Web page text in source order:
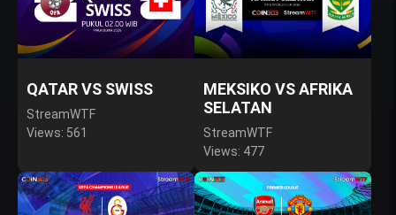
QATAR VS SWISS
StreamWTF
Views: 561
MEKSIKO VS AFRIKA
SELATAN
StreamWTF
Views: 477